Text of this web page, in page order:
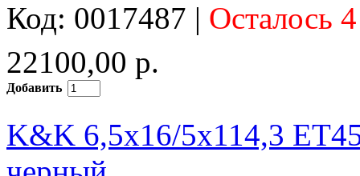
Код: 0017487 | Осталось
22100,00 р.
Добавить
K&K 6,5x16/5x114,3